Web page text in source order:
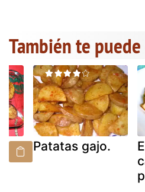
También te
Patatas gajo.